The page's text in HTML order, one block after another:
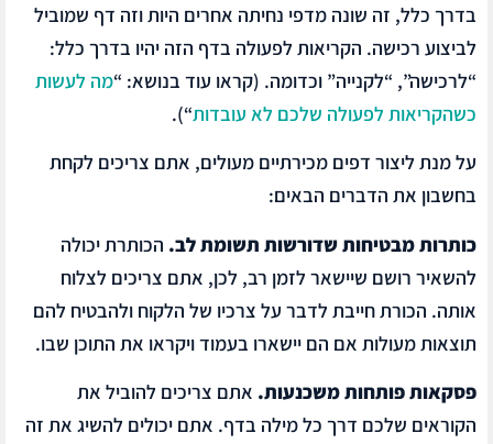
בדרך כלל, זה שונה מדפי נחיתה אחרים היות וזה דף שמוביל
לביצוע רכישה. הקריאות לפעולה בדף הזה יהיו בדרך כלל:
“לרכישה”, “לקנייה” וכדומה. (קראו עוד בנושא: “מה לעשות
כשהקריאות לפעולה שלכם לא עובדות“).
על מנת ליצור דפים מכירתיים מעולים, אתם צריכים לקחת
בחשבון את הדברים הבאים:
כותרות מבטיחות שדורשות תשומת לב. הכותרת יכולה
להשאיר רושם שיישאר לזמן רב, לכן, אתם צריכים לצלוח
אותה. הכורת חייבת לדבר על צרכיו של הלקוח ולהבטיח להם
תוצאות מעולות אם הם יישארו בעמוד ויקראו את התוכן שבו.
פסקאות פותחות משכנעות. אתם צריכים להוביל את
הקוראים שלכם דרך כל מילה בדף. אתם יכולים להשיג את זה